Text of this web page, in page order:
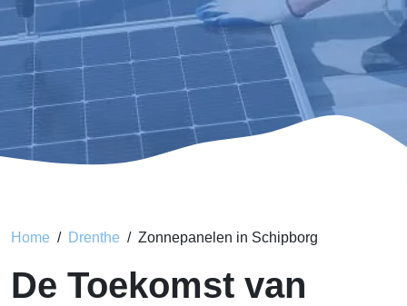
Home Drenthe Zonnepanelen in Schipborg
De Toekomst van